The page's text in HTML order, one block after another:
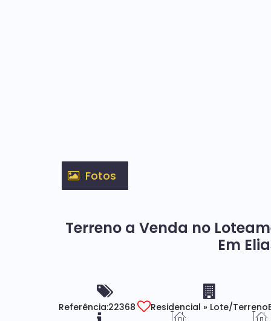
Fotos
Terreno a Venda no
Em
Referência:22368 Residencial » Lote/Terreno